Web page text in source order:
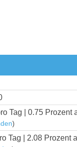
Tag | 0.75 Prozent
)
Tag | 2.08 Prozent